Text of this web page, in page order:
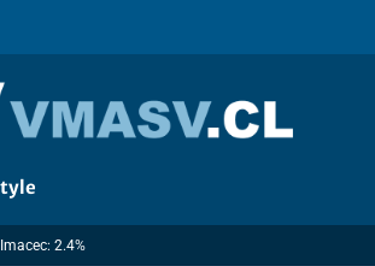
2.4%